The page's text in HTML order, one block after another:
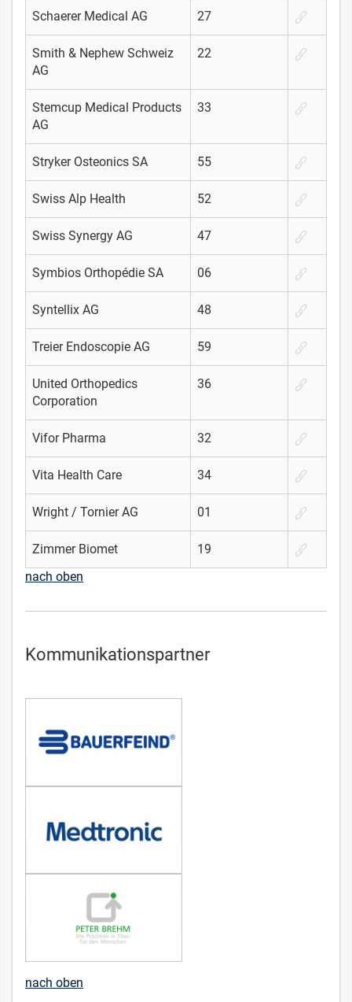
Schaerer Medical AG 27
Smith & Nephew Schweiz
AG
22
Stemcup Medical Products
AG
33
Stryker Osteonics SA 55
Swiss Alp Health 52
Swiss Synergy AG 47
Symbios Orthopédie SA 06
Syntellix AG 48
Treier Endoscopie AG 59
United Orthopedics
Corporation
36
Vifor Pharma 32
Vita Health Care 34
Wright / Tornier AG 01
Zimmer Biomet
19
nach oben
Kommunikationspartner
nach oben